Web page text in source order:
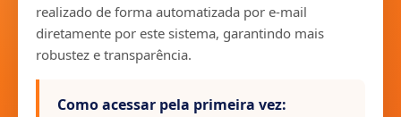
realizado de forma automatizada por e-mail
diretamente por este sistema, garantindo mais
robustez e transparência.
Como acessar pela primeira vez: